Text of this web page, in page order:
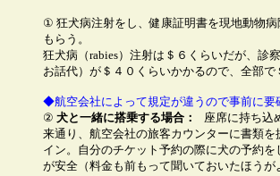
① 狂犬病注射をし、健康証明書を現地動物病
もらう。
狂犬病（rabies）注射は＄６くらいだが、診
お話代）が＄４０くらいかかるので、全部で
◆航空会社によって規定が違うので事前に要
② 犬と一緒に搭乗する場合：
座席に持ち込
来通り、航空会社の旅客カウンターに書類を
イン。自分のチケット予約の際に犬の予約を
が安全（料金も前もって聞いておいたほうが